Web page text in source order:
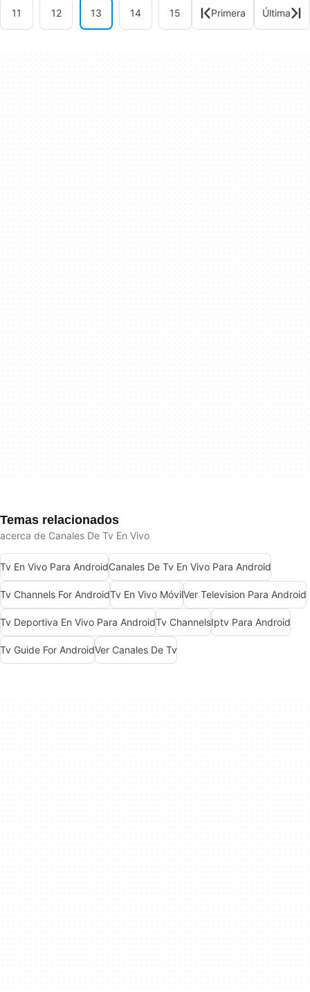
11 12 13 14 15 Primera Última
Temas relacionados
acerca de Canales De Tv En Vivo
Tv En Vivo Para AndroidCanales De Tv En Vivo Para Android
Tv Channels For AndroidTv En Vivo MóvilVer Television Para Android
Tv Deportiva En Vivo Para AndroidTv ChannelsIptv Para Android
Tv Guide For AndroidVer Canales De Tv